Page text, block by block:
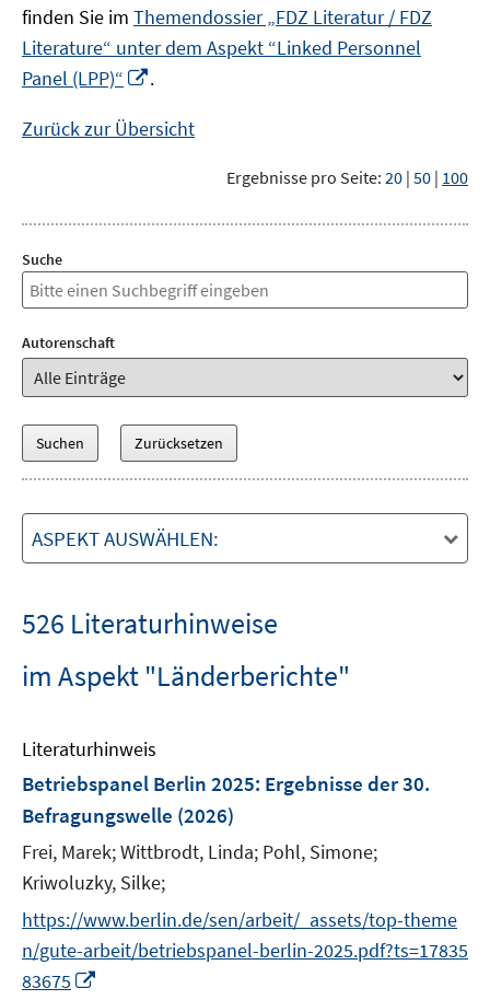
finden Sie im Themendossier „FDZ Literatur / FDZ
Literature“ unter dem Aspekt “Linked Personnel
Panel (LPP)“
Fenster
.
Zurück zur Übersicht
Ergebnisse pro Seite: 20 | 50 | 100
Suche
Autorenschaft
ASPEKT AUSWÄHLEN:
526 Literaturhinweise
im Aspekt "Länderberichte"
Literaturhinweis
Betriebspanel Berlin 2025: Ergebnisse der 30.
Befragungswelle (2026)
Frei, Marek;Wittbrodt, Linda; Pohl, Simone;
Kriwoluzky, Silke;
https://www.berlin.de/sen/arbeit/_assets/top-theme
n/gute-arbeit/betriebspanel-berlin-2025.pdf?ts=17835
83675